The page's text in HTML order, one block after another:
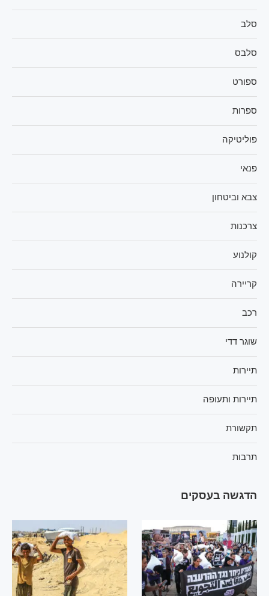
סלב
סלבס
ספורט
ספרות
פוליטיקה
פנאי
צבא וביטחון
צרכנות
קולנוע
קריירה
רכב
שוגר דדי
תיירות
תיירות ותעופה
תקשורת
תרבות
הדגשה בעסקים